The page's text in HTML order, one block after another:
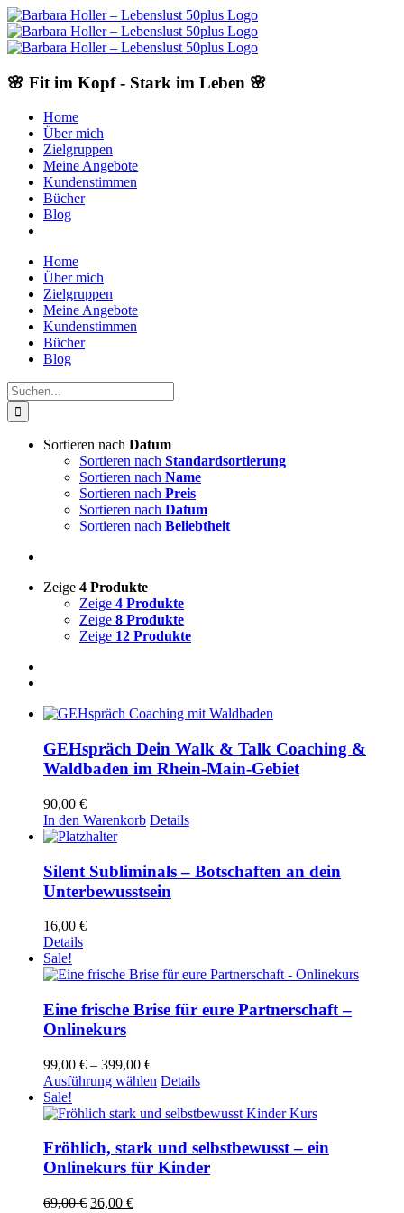
Skip
to
content
🌸 Fit im Kopf - Stark im Leben 🌸
Home
Über mich
Zielgruppen
Meine Angebote
Kundenstimmen
Bücher
Blog
Home
Über mich
Zielgruppen
Meine Angebote
Kundenstimmen
Bücher
Blog
Suche
nach:
Sortieren nach Datum
Sortieren nach Standardsortierung
Sortieren nach Name
Sortieren nach Preis
Sortieren nach Datum
Sortieren nach Beliebtheit
Zeige 4 Produkte
Zeige 4 Produkte
Zeige 8 Produkte
Zeige 12 Produkte
GEHspräch Dein Walk & Talk Coaching &
Waldbaden im Rhein-Main-Gebiet
90,00 €
In den Warenkorb Details
Silent Subliminals – Botschaften an dein
Unterbewusstsein
16,00 €
Details
Sale!
Eine frische Brise für eure Partnerschaft –
Onlinekurs
99,00 € – 399,00 €Preisspanne:
99,00 €
399,00 €
Ausführung wählen Dieses
weist
Varianten
auf.
Die
Details
Sale!
Fröhlich, stark und selbstbewusst – ein
Onlinekurs für Kinder
69,00€ Ursprünglicher
36,00 €Aktueller